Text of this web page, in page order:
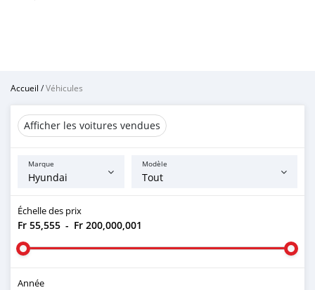
Accueil /Véhicules
Afficher les voitures vendues
Marque Modèle
Échelle des prix
Fr 55,555 - Fr 200,000,001
Année